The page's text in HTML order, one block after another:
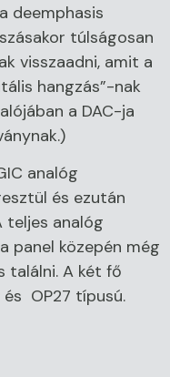
deemphasis
túlságosan
visszaadni, amit a
hangzás”-nak
a DAC-ja
analóg
és ezután
teljes analóg
panel közepén még
találni. A két fő
OP27 típusú.